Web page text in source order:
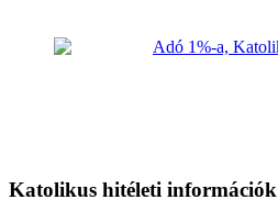
Katolikus hitéleti információk